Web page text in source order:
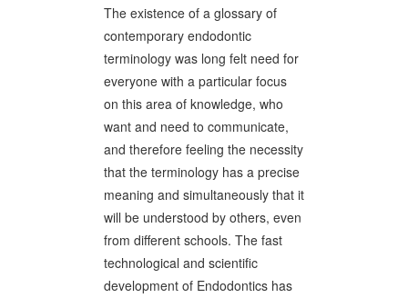
The existence of a glossary of
contemporary endodontic
terminology was long felt need for
everyone with a particular focus
on this area of knowledge, who
want and need to communicate,
and therefore feeling the necessity
that the terminology has a precise
meaning and simultaneously that it
will be understood by others, even
from different schools. The fast
technological and scientific
development of Endodontics has